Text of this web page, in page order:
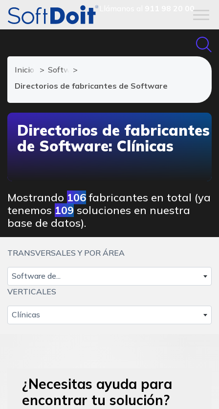
911 98 20 00
Inicio
Software para Clínicas
Directorios de fabricantes de Software
Directorios de fabricantes
de Software: Clínicas
Mostrando 106fabricantes en total (ya
tenemos 109 soluciones en nuestra
base de datos).
TRANSVERSALES Y POR ÁREA
Software de...
VERTICALES
Clínicas
¿Necesitas ayuda para
encontrar tu solución?